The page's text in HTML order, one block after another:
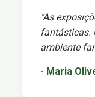
"As
fantásticas.
ambiente
- Maria